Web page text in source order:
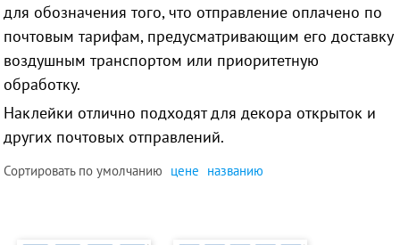
для обозначения того, что отправление оплачено по
почтовым тарифам, предусматривающим его доставку
воздушным транспортом или приоритетную
обработку.
Наклейки отлично подходят для декора открыток и
других почтовых отправлений.
Сортировать поумолчанию цене названию